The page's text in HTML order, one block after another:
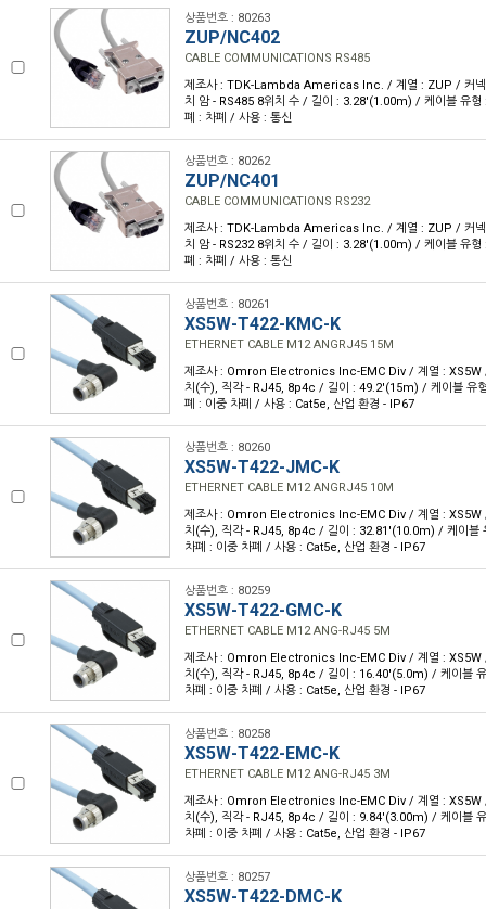
상품번호 : 80263
ZUP/NC402
CABLE COMMUNICATIONS RS485
제조사 : TDK-Lambda Americas Inc. / 계열 : ZUP / 커넥
치 암 - RS485 8위치 수 / 길이 : 3.28'(1.00m) / 케이블 유
폐 : 차폐 / 사용 : 통신
상품번호 : 80262
ZUP/NC401
CABLE COMMUNICATIONS RS232
제조사 : TDK-Lambda Americas Inc. / 계열 : ZUP / 커넥
치 암 - RS232 8위치 수 / 길이 : 3.28'(1.00m) / 케이블 유
폐 : 차폐 / 사용 : 통신
상품번호 : 80261
XS5W-T422-KMC-K
ETHERNET CABLE M12 ANGRJ45 15M
제조사 : Omron Electronics Inc-EMC Div / 계열 : XS5W
치(수), 직각 - RJ45, 8p4c / 길이 : 49.2'(15m) / 케이블 유
폐 : 이중 차폐 / 사용 : Cat5e, 산업 환경 - IP67
상품번호 : 80260
XS5W-T422-JMC-K
ETHERNET CABLE M12 ANGRJ45 10M
제조사 : Omron Electronics Inc-EMC Div / 계열 : XS5W
치(수), 직각 - RJ45, 8p4c / 길이 : 32.81'(10.0m) / 케이블
차폐 : 이중 차폐 / 사용 : Cat5e, 산업 환경 - IP67
상품번호 : 80259
XS5W-T422-GMC-K
ETHERNET CABLE M12 ANG-RJ45 5M
제조사 : Omron Electronics Inc-EMC Div / 계열 : XS5W
치(수), 직각 - RJ45, 8p4c / 길이 : 16.40'(5.0m) / 케이블
차폐 : 이중 차폐 / 사용 : Cat5e, 산업 환경 - IP67
상품번호 : 80258
XS5W-T422-EMC-K
ETHERNET CABLE M12 ANG-RJ45 3M
제조사 : Omron Electronics Inc-EMC Div / 계열 : XS5W
치(수), 직각 - RJ45, 8p4c / 길이 : 9.84'(3.00m) / 케이블
차폐 : 이중 차폐 / 사용 : Cat5e, 산업 환경 - IP67
상품번호 : 80257
XS5W-T422-DMC-K